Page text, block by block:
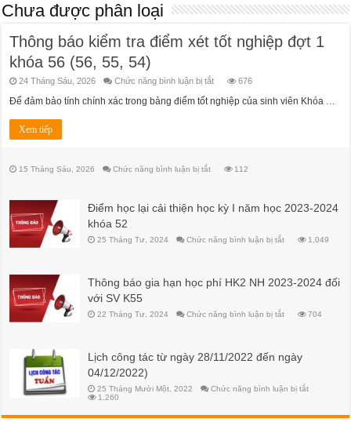
Chưa được phân loại
Thông báo kiểm tra điểm xét tốt nghiệp đợt 1
khóa 56 (56, 55, 54)
24 Tháng Sáu, 2026 Chức năng bình luận bị tắtở
báo
kiểm
(56,
55,
676
Để đảm bảo tính chính xác trong bảng điểm tốt nghiệp của sinh viên Khóa …
Xem tiếp
15 Tháng Sáu, 2026 Chức năng bình luận bị tắtở 112
Điểm học lại cải thiện học kỳ I năm học 2023-2024
khóa 52
25 Tháng Tư, 2024 Chức năng bình luận bị tắtở
thiện
năm
52
1,049
Thông báo gia hạn học phí HK2 NH 2023-2024 đối
với SV K55
22 Tháng Tư, 2024 Chức năng bình luận bị tắtở
học
phí
2023-
với
704
Lịch công tác từ ngày 28/11/2022 đến ngày
04/12/2022)
25 Tháng Mười Một, 2022 Chức năng bình luận bị tắtở
tác
1,260